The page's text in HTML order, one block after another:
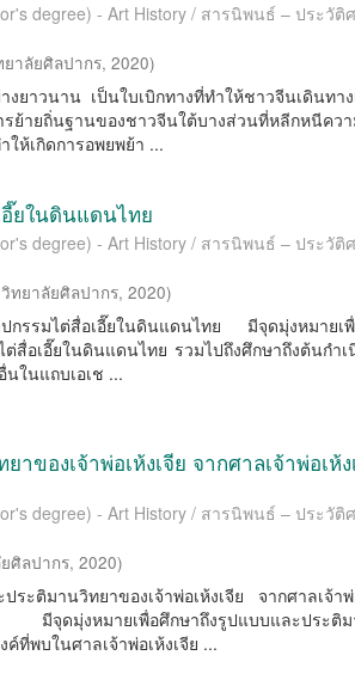
degree) - Art History / สารนิพนธ์ – ประวัติ
าลัยศิลปากร,2020)
งยาวนาน เป็นใบเบิกทางที่ทำให้ชาวจีนเดินทา
ายถิ่นฐานของชาวจีนใต้บางส่วนที่หลีกหนีควา
ห้เกิดการอพยพย้า ...
ยในดินแดนไทย
degree) - Art History / สารนิพนธ์ – ประวัติ
ทยาลัยศิลปากร,2020)
รรมไต่สื่อเอี๊ยในดินแดนไทย มีจุดมุ่งหมายเพื่
สื่อเอี๊ยในดินแดนไทย รวมไปถึงศึกษาถึงต้นกำ
ในแถบเอเช ...
ของเจ้าพ่อเห้งเจีย จากศาลเจ้าพ่อเห้
degree) - Art History / สารนิพนธ์ – ประวัติ
ศิลปากร,2020)
ระติมานวิทยาของเจ้าพ่อเห้งเจีย จากศาลเจ้
มุ่งหมายเพื่อศึกษาถึงรูปแบบและประติมาน
ที่พบในศาลเจ้าพ่อเห้งเจีย ...